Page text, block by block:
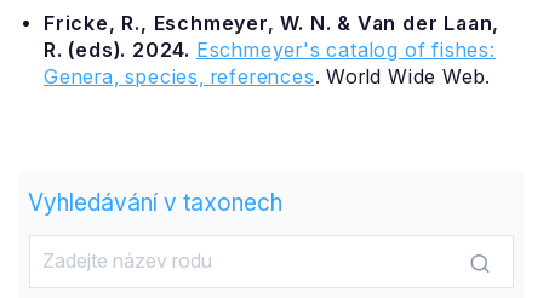
Fricke, R., Eschmeyer, W. N. & Van der Laan,
R. (eds). 2024. Eschmeyer's catalog of fishes:
Genera, species, references. World Wide Web.
Vyhledávání v taxonech